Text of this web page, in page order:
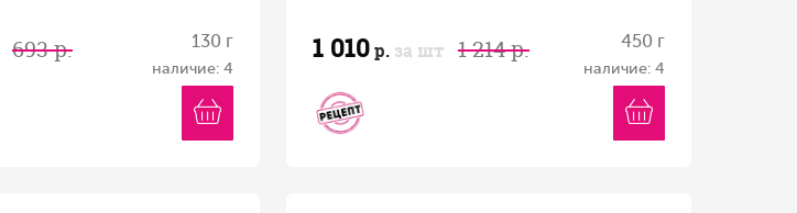
693 р. 130 г
наличие: 4
1 010р. за шт 1 214 р. 450 г
наличие: 4